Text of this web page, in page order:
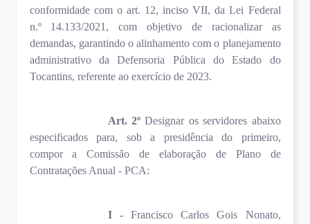
conformidade com o art. 12, inciso VII, da Lei Federal
n.º 14.133/2021, com objetivo de racionalizar as
demandas, garantindo o alinhamento com o planejamento
administrativo da Defensoria Pública do Estado do
Tocantins, referente ao exercício de 2023.
Art. 2º Designar os servidores abaixo
especificados para, sob a presidência do primeiro,
compor a Comissão de elaboração de Plano de
Contratações Anual - PCA:
I -Francisco Carlos Gois Nonato,